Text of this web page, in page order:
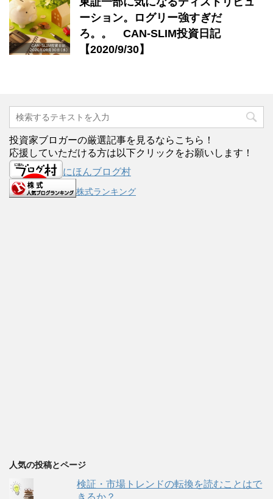
ーション。ログリー強すぎだ
ろ。。 CAN-SLIM投資日記
【2020/9/30】
投資家ブロガーの厳選記事を見るならこちら！
応援していただける方は以下クリックをお願いします！
にほんブログ村
株式ランキング
人気の投稿とページ
検証・市場トレンドの転換を読むことはで
きるか？